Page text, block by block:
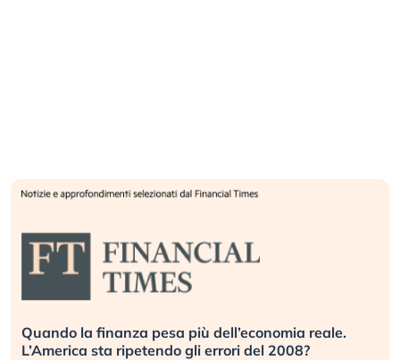
Quando la finanza pesa più dell’economia reale.
L’America sta ripetendo gli errori del 2008?